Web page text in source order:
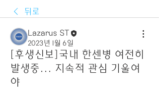
뒤로
Lazarus ST
2023년 1월 6일
[후생신보]국내 한센병 여전히
발생중... 지속적 관심 기울여
야